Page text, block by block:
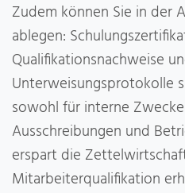
Zudem können Sie in der
ablegen:
Qualifikationsnachweise
Unterweisungsprotokolle
sowohl für interne
Ausschreibungen und
erspart die
Mitarbeiterqualifikation